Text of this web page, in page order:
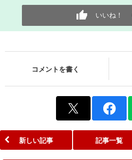
いいね！
コメントを書く
新しい記事 記事一覧